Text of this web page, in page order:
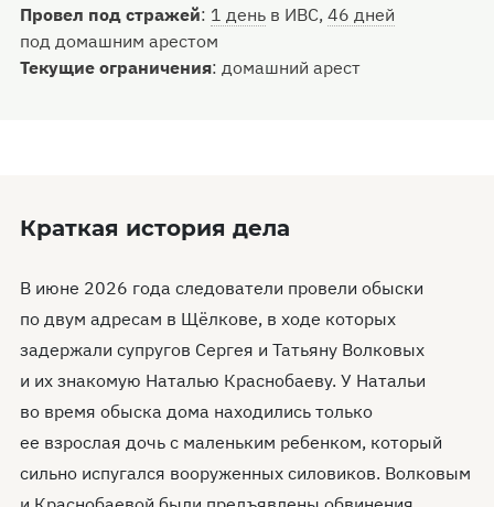
Провел под стражей: 1 день в ИВС, 46 дней
под домашним арестом
Текущие ограничения: домашний арест
Краткая история дела
В июне 2026 года следователи провели обыски
по двум адресам в Щёлкове, в ходе которых
задержали супругов Сергея и Татьяну Волковых
и их знакомую Наталью Краснобаеву. У Натальи
во время обыска дома находились только
ее взрослая дочь с маленьким ребенком, который
сильно испугался вооруженных силовиков. Волковым